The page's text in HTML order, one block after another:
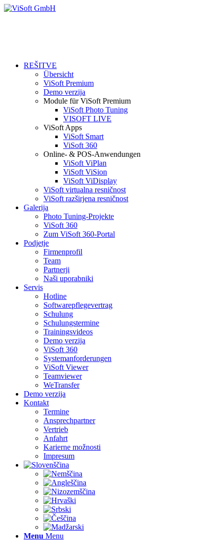
REŠITVE
Übersicht
ViSoft Premium
Demo verzija
Module für ViSoft Premium
ViSoft Photo Tuning
VISOFT LIVE
ViSoft Apps
ViSoft Smart
ViSoft 360
Online- & POS-Anwendungen
ViSoft ViPlan
ViSoft ViSion
ViSoft ViDisplay
ViSoft virtualna resničnost
ViSoft razširjena resničnost
Galerija
Photo Tuning-Projekte
ViSoft 360
Zum ViSoft 360-Portal
Podjetje
Firmenprofil
Team
Partnerji
Naši uporabniki
Servis
Hotline
Softwarepflegevertrag
Schulung
Schulungstermine
Trainingsvideos
Demo verzija
ViSoft 360
Systemanforderungen
ViSoft Viewer
Teamviewer
WeTransfer
Demo verzija
Kontakt
Termine
Ansprechpartner
Vertrieb
Anfahrt
Karierne možnosti
Impresum
Menu Menu